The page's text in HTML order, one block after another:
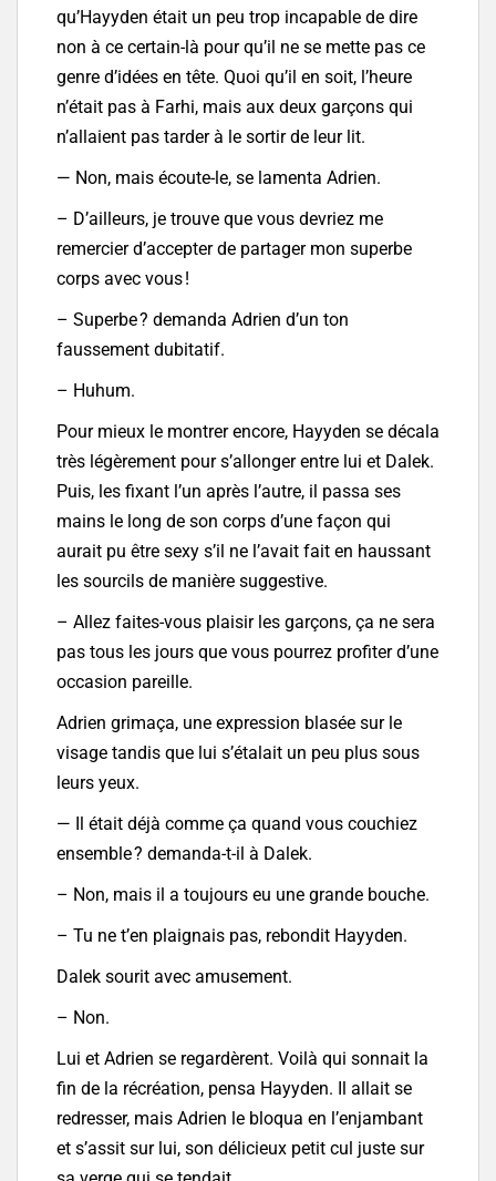
qu’Hayyden était un peu trop incapable de dire
non à ce certain-là pour qu’il ne se mette pas ce
genre d’idées en tête. Quoi qu’il en soit, l’heure
n’était pas à Farhi, mais aux deux garçons qui
n’allaient pas tarder à le sortir de leur lit.
— Non, mais écoute-le, se lamenta Adrien.
– D’ailleurs, je trouve que vous devriez me
remercier d’accepter de partager mon superbe
corps avec vous !
– Superbe ? demanda Adrien d’un ton
faussement dubitatif.
– Huhum.
Pour mieux le montrer encore, Hayyden se décala
très légèrement pour s’allonger entre lui et Dalek.
Puis, les fixant l’un après l’autre, il passa ses
mains le long de son corps d’une façon qui
aurait pu être sexy s’il ne l’avait fait en haussant
les sourcils de manière suggestive.
– Allez faites-vous plaisir les garçons, ça ne sera
pas tous les jours que vous pourrez profiter d’une
occasion pareille.
Adrien grimaça, une expression blasée sur le
visage tandis que lui s’étalait un peu plus sous
leurs yeux.
— Il était déjà comme ça quand vous couchiez
ensemble ? demanda-t-il à Dalek.
– Non, mais il a toujours eu une grande bouche.
– Tu ne t’en plaignais pas, rebondit Hayyden.
Dalek sourit avec amusement.
– Non.
Lui et Adrien se regardèrent. Voilà qui sonnait la
fin de la récréation, pensa Hayyden. Il allait se
redresser, mais Adrien le bloqua en l’enjambant
et s’assit sur lui, son délicieux petit cul juste sur